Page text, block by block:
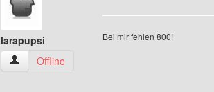
larapupsi
larapupsi Benutzer-Profile anzeigen
Offline
Bei mir fehlen 800!